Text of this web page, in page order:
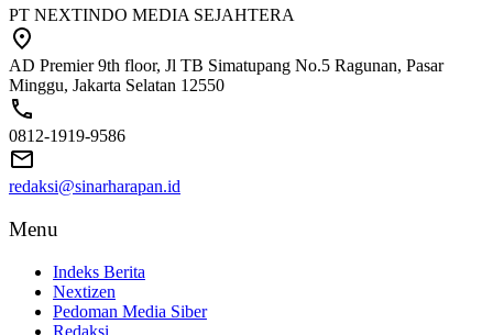
PT NEXTINDO MEDIA SEJAHTERA
AD Premier 9th floor, Jl TB Simatupang No.5 Ragunan, Pasar
Minggu, Jakarta Selatan 12550
0812-1919-9586
redaksi@sinarharapan.id
Menu
Indeks Berita
Nextizen
Pedoman Media Siber
Redaksi